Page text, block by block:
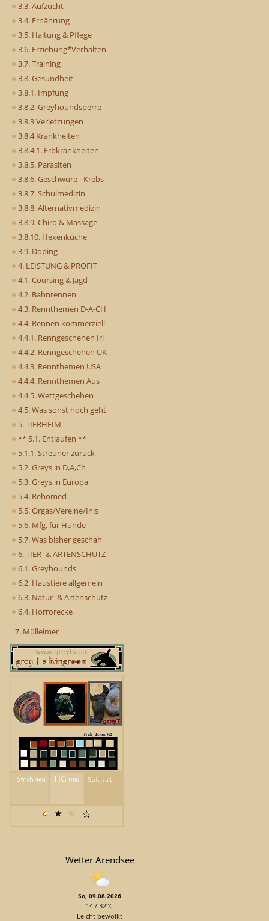
3.3. Aufzucht
3.4. Ernährung
3.5. Haltung & Pflege
3.6. Erziehung*Verhalten
3.7. Training
3.8. Gesundheit
3.8.1. Impfung
3.8.2. Greyhoundsperre
3.8.3 Verletzungen
3.8.4 Krankheiten
3.8.4.1. Erbkrankheiten
3.8.5. Parasiten
3.8.6. Geschwüre - Krebs
3.8.7. Schulmedizin
3.8.8. Alternativmedizin
3.8.9. Chiro & Massage
3.8.10. Hexenküche
3.9. Doping
4. LEISTUNG & PROFIT
4.1. Coursing & Jagd
4.2. Bahnrennen
4.3. Rennthemen D-A-CH
4.4. Rennen kommerziell
4.4.1. Renngeschehen Irl
4.4.2. Renngeschehen UK
4.4.3. Rennthemen USA
4.4.4. Rennthemen Aus
4.4.5. Wettgeschehen
4.5. Was sonst noch geht
5. TIERHEIM
** 5.1. Entlaufen **
5.1.1. Streuner zurück
5.2. Greys in D,A,Ch
5.3. Greys in Europa
5.4. Rehomed
5.5. Orgas/Vereine/Inis
5.6. Mfg. für Hunde
5.7. Was bisher geschah
6. TIER- & ARTENSCHUTZ
6.1. Greyhounds
6.2. Haustiere allgemein
6.3. Natur- & Artenschutz
6.4. Horrorecke
7. Mülleimer
Wetter Arendsee
So, 09.08.2026
14 / 32°C
Leicht bewölkt